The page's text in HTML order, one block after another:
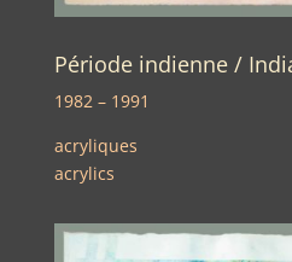
Période indienne /
1982 – 1991
acryliques
acrylics